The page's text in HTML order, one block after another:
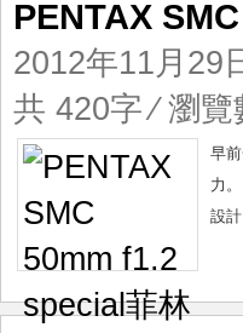
PENTAX
2012年11月29
共 420字 ⁄ 瀏
早
力
設